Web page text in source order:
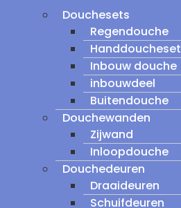
Douchesets
Regendouche
Handdoucheset
Inbouw douche
inbouwdeel
Buitendouche
Douchewanden
Zijwand
Inloopdouche
Douchedeuren
Draaideuren
Schuifdeuren